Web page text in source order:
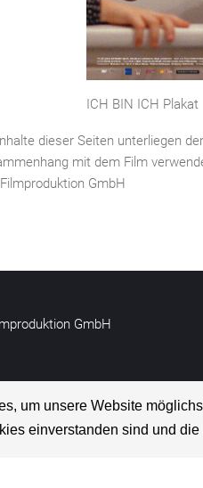
um unsere Website
einverstanden sind und
ICH BIN ICH Plakat
dieser Seiten unterliegen
mit dem Film
GmbH
GmbH